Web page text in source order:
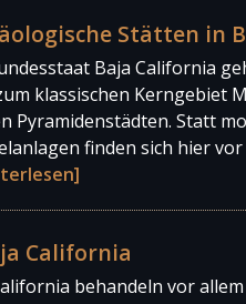
Ensenada
„El Ciprés“ Der
Baja California und dient
Stätten in
Baja California
klassischen Kerngebiet
Pyramidenstädten. Statt
finden sich hier
California
behandeln vor